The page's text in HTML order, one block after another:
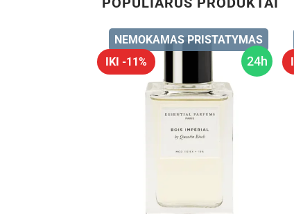
24h
IKI -11%
NEMOKAMAS PRISTATYMAS